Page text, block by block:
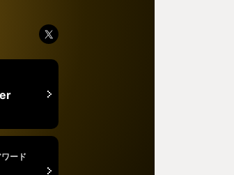
ード